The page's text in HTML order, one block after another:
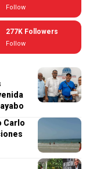
Follow
277K Followers
Follow
Carlo